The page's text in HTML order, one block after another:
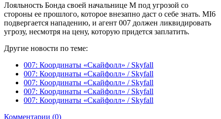
Лояльность Бонда своей начальнице М под угрозой со
стороны ее прошлого, которое внезапно даст о себе знать. MI6
подвергается нападению, и агент 007 должен ликвидировать
угрозу, несмотря на цену, которую придется заплатить.
Другие новости по теме:
007: Координаты «Скайфолл» / Skyfall
007: Координаты «Скайфолл» / Skyfall
007: Координаты «Скайфолл» / Skyfall
007: Координаты «Скайфолл» / Skyfall
007: Координаты «Скайфолл» / Skyfall
Комментарии (0)